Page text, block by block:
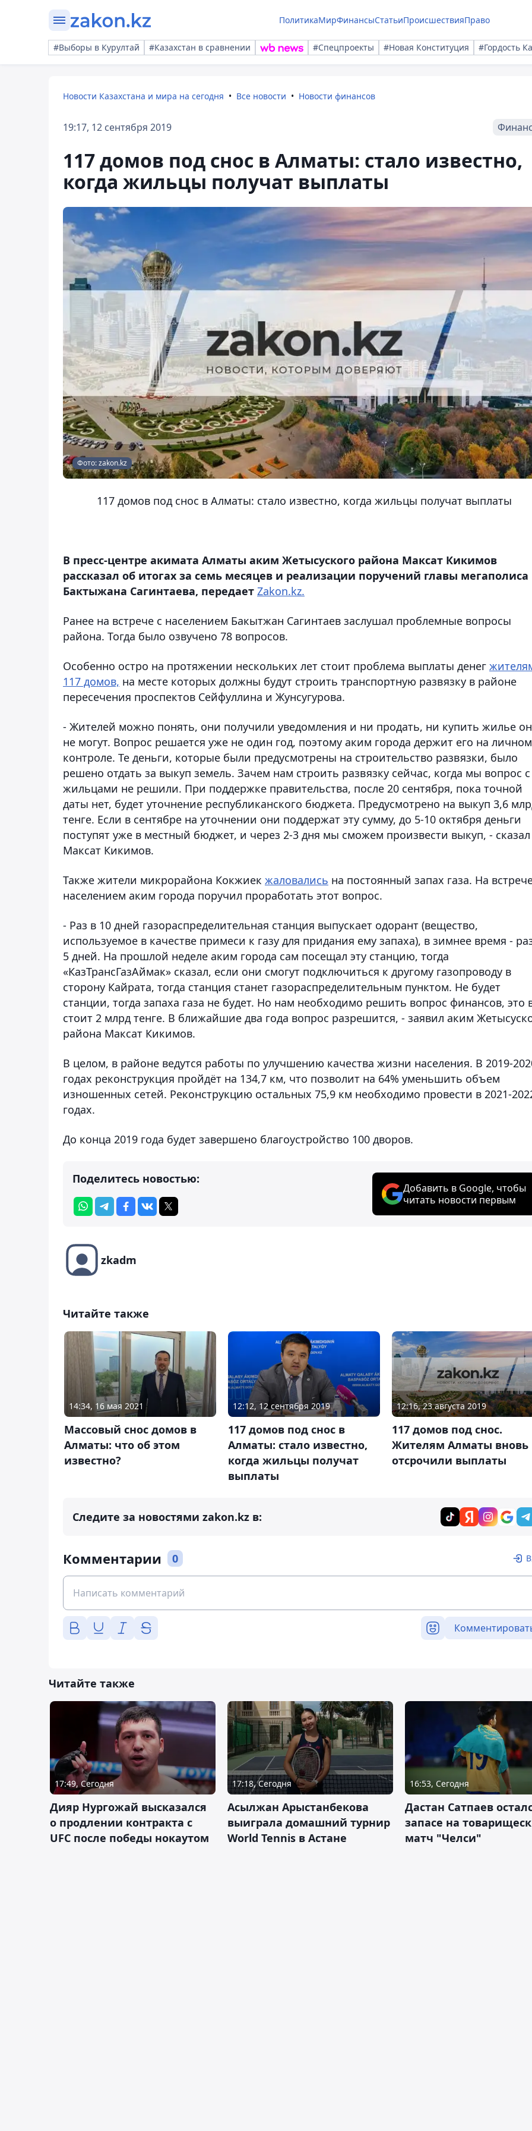
ПолитикаМирФинансыСтатьиПроисшествияПраво
#Выборы в Курултай #Казахстан в сравнении #Спецпроекты #Новая Конституция #Гордость
Новости Казахстана и мира на сегодня Все новости Новости финансов
19:17, 12 сентября 2019
117 домов под снос в Алматы: стало известно,
когда жильцы получат выплаты
Фото: zakon.kz
117 домов под снос в Алматы: стало известно, когда жильцы получат выплаты
В пресс-центре акимата Алматы аким Жетысуского района Максат Кикимов
рассказал об итогах за семь месяцев и реализации поручений главы мегаполиса
Бактыжана Сагинтаева, передает Zakon.kz.
Ранее на встрече с населением Бакытжан Сагинтаев заслушал проблемные вопросы
района. Тогда было озвучено 78 вопросов.
Особенно остро на протяжении нескольких лет стоит проблема выплаты денег
117 домов, на месте которых должны будут строить транспортную развязку в районе
пересечения проспектов Сейфуллина и Жунсугурова.
- Жителей можно понять, они получили уведомления и ни продать, ни купить жилье
не могут. Вопрос решается уже не один год, поэтому аким города держит его на личном
контроле. Те деньги, которые были предусмотрены на строительство развязки, было
решено отдать за выкуп земель. Зачем нам строить развязку сейчас, когда мы вопрос с
жильцами не решили. При поддержке правительства, после 20 сентября, пока точной
даты нет, будет уточнение республиканского бюджета. Предусмотрено на выкуп 3,6
тенге. Если в сентябре на уточнении они поддержат эту сумму, до 5-10 октября деньги
поступят уже в местный бюджет, и через 2-3 дня мы сможем произвести выкуп, - сказал
Максат Кикимов.
Также жители микрорайона Кокжиек жаловались на постоянный запах газа. На
населением аким города поручил проработать этот вопрос.
- Раз в 10 дней газораспределительная станция выпускает одорант (вещество,
используемое в качестве примеси к газу для придания ему запаха), в зимнее время -
5 дней. На прошлой неделе аким города сам посещал эту станцию, тогда
«КазТрансГазАймак» сказал, если они смогут подключиться к другому газопроводу в
сторону Кайрата, тогда станция станет газораспределительным пунктом. Не будет
станции, тогда запаха газа не будет. Но нам необходимо решить вопрос финансов, это
стоит 2 млрд тенге. В ближайшие два года вопрос разрешится, - заявил аким
района Максат Кикимов.
В целом, в районе ведутся работы по улучшению качества жизни населения. В 2019-
годах реконструкция пройдёт на 134,7 км, что позволит на 64% уменьшить объем
изношенных сетей. Реконструкцию остальных 75,9 км необходимо провести в 2021-
годах.
До конца 2019 года будет завершено благоустройство 100 дворов.
Поделитесь новостью:
Добавить в Google, чтобы
читать новости первым
zkadm
Читайте также
14:34, 16 мая 2021
Массовый снос домов в
Алматы: что об этом
известно?
12:12, 12 сентября 2019
117 домов под снос в
Алматы: стало известно,
когда жильцы получат
выплаты
12:16, 23 августа 2019
117 домов под снос.
Жителям Алматы вновь
отсрочили выплаты
Следите за новостями zakon.kz в:
Комментарии 0
Читайте также
17:49, Сегодня
Дияр Нургожай высказался
о продлении контракта с
UFC после победы нокаутом
17:18, Сегодня
Асылжан Арыстанбекова
выиграла домашний турнир
World Tennis в Астане
16:53, Сегодня
Дастан Сатпаев
запасе на
матч "Челси"